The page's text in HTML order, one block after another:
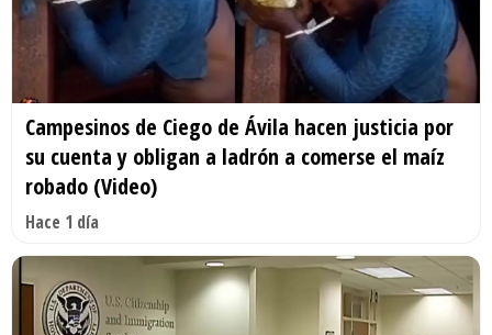
Campesinos de Ciego de Ávila hacen justicia por
su cuenta y obligan a ladrón a comerse el maíz
robado (Video)
Hace 1 día